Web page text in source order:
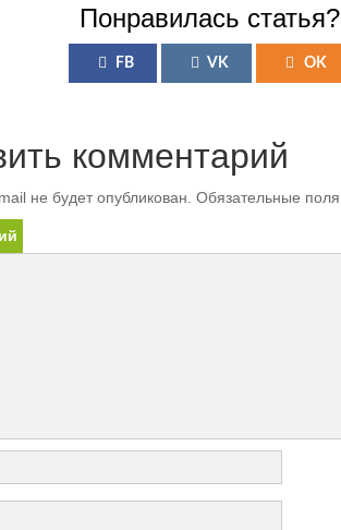
Понравилась
FB VK OK
комментарий
не будет опубликован. Обязательные